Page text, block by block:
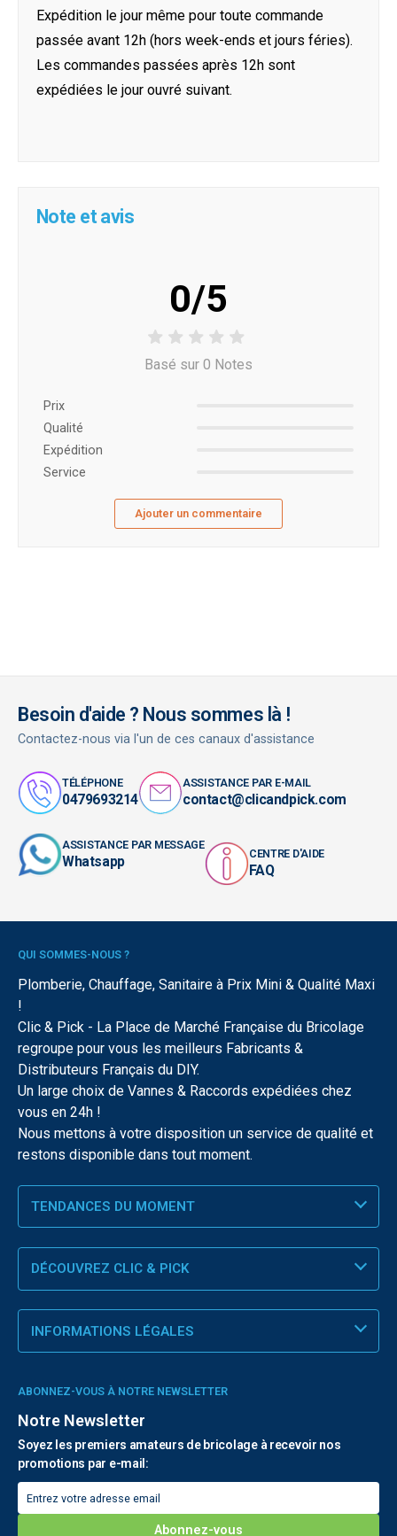
Expédition le jour même pour toute commande
passée avant 12h (hors week-ends et jours féries).
Les commandes passées après 12h sont
expédiées le jour ouvré suivant.
Note et avis
0/5
Basé sur 0 Notes
Prix ​​
Qualité
Expédition
Service
Ajouter un commentaire
Besoin d'aide ? Nous sommes là !
Contactez-nous via l'un de ces canaux d'assistance
TÉLÉPHONE
0479693214
ASSISTANCE PAR E-MAIL
contact@clicandpick.com
ASSISTANCE PAR MESSAGE
Whatsapp CENTRE D'AIDE
FAQ
QUI SOMMES-NOUS ?
Plomberie, Chauffage, Sanitaire à Prix Mini & Qualité Maxi
!
Clic & Pick - La Place de Marché Française du Bricolage
regroupe pour vous les meilleurs Fabricants &
Distributeurs Français du DIY.
Un large choix de Vannes & Raccords expédiées chez
vous en 24h !
Nous mettons à votre disposition un service de qualité et
restons disponible dans tout moment.
TENDANCES DU MOMENT
DÉCOUVREZ CLIC & PICK
INFORMATIONS LÉGALES
ABONNEZ-VOUS À NOTRE NEWSLETTER
Notre Newsletter
Soyez les premiers amateurs de bricolage à recevoir nos
promotions par e-mail: